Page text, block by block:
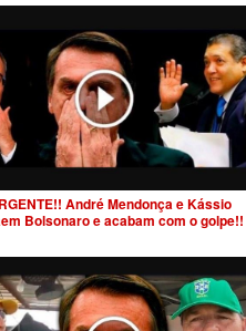
André Mendonça e Kássio
Bolsonaro e acabam com o golpe!!